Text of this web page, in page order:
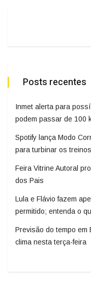
Posts recentes
Inmet alerta para
podem passar de 100
Spotify lança Modo
para turbinar os treinos
Feira Vitrine Autoral
dos Pais
Lula e Flávio fazem
permitido; entenda o
Previsão do tempo em
clima nesta terça-feira